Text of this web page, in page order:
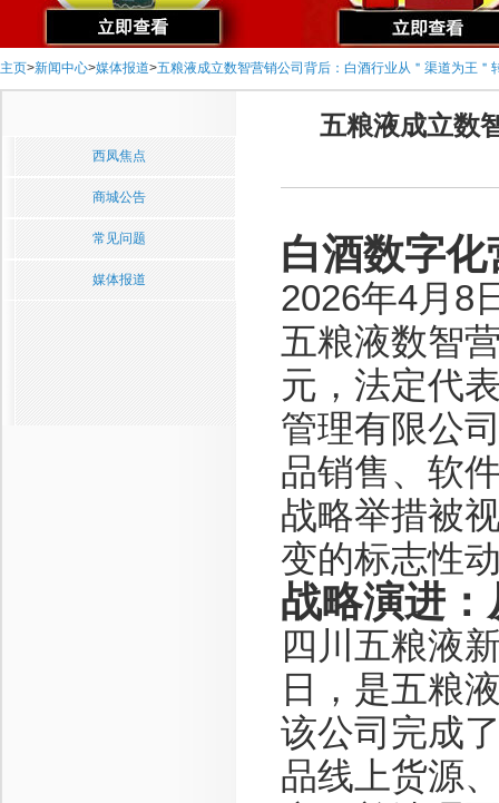
主页>新闻中心>媒体报道>五粮液成立数智营销公司背后：白酒行业从＂渠道为王＂
西凤焦点
商城公告
常见问题
媒体报道
五粮液成立数
白酒数字
2026年4月8
五粮液数智
元，法定代
管理有限公
品销售、软
战略举措被
变的标志性
战略演进
四川五粮液
日，是五粮
该公司完成
品线上货源